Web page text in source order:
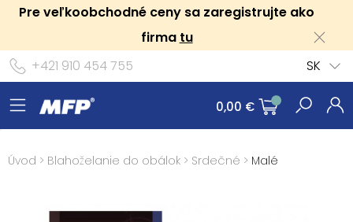
Pre veľkoobchodné ceny sa zaregistrujte ako
firma tu
+421 910 454 755
SK
0,00 €
Úvod > Blahoželanie do obálok > Srdečné > Malé